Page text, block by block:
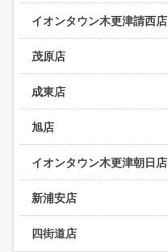
イオンタウン木更津請西店
茂原店
成東店
旭店
イオンタウン木更津朝日店
新浦安店
四街道店